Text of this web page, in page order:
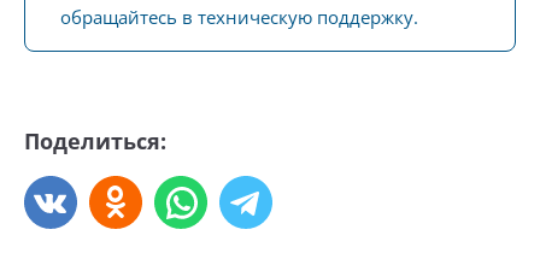
обращайтесь в техническую поддержку.
Поделиться: